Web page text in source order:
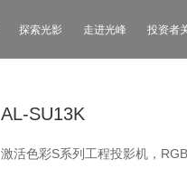
探索光影 走进光峰 投资者
AL-SU13K
激活色彩S系列工程投影机，